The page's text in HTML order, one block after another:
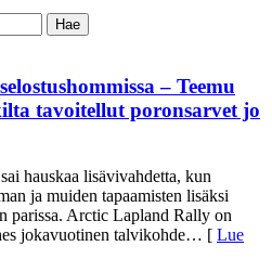
– Teemu
tavoitellut poronsarvet jo
hauskaa lisävivahdetta, kun
ja muiden tapaamisten lisäksi
parissa. Arctic Lapland Rally on
jokavuotinen talvikohde… [ Lue